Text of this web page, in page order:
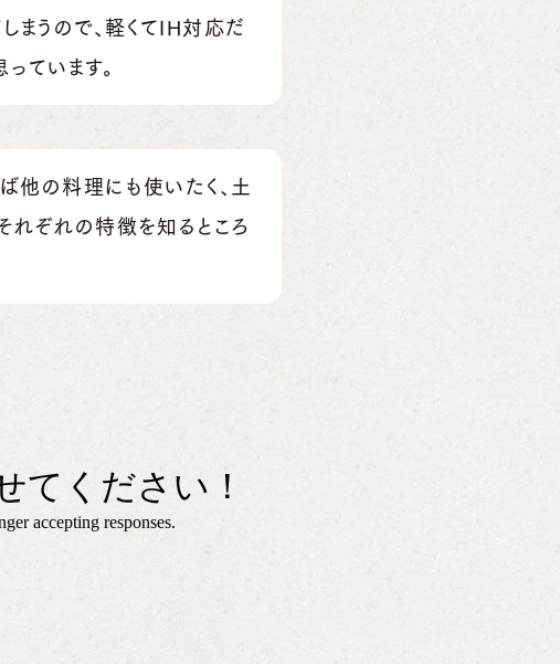
まうので、軽くてIH対応だ
ています。
他の料理にも使いたく、土
れぞれの特徴を知るところ